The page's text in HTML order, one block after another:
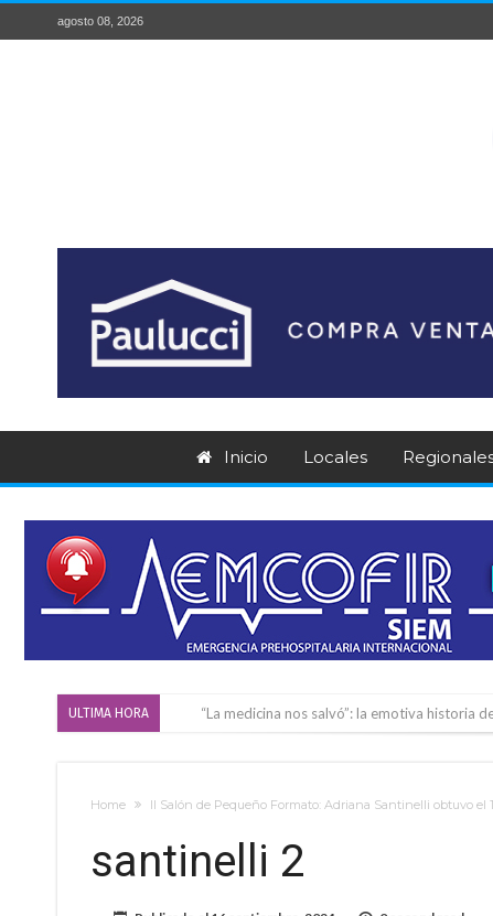
agosto 08, 2026
Inicio Locales
ULTIMA HORA “La medicina nos salvó”: la emotiva historia
Villada: el viento provocó el
Home II Salón de Pequeño Formato: Adriana Santinelli obtuvo el
santinelli 2